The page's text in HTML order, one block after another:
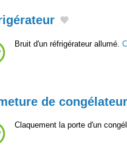
Bruit d'un réfrigérateur allumé.
de congélateur
Claquement la porte d'un